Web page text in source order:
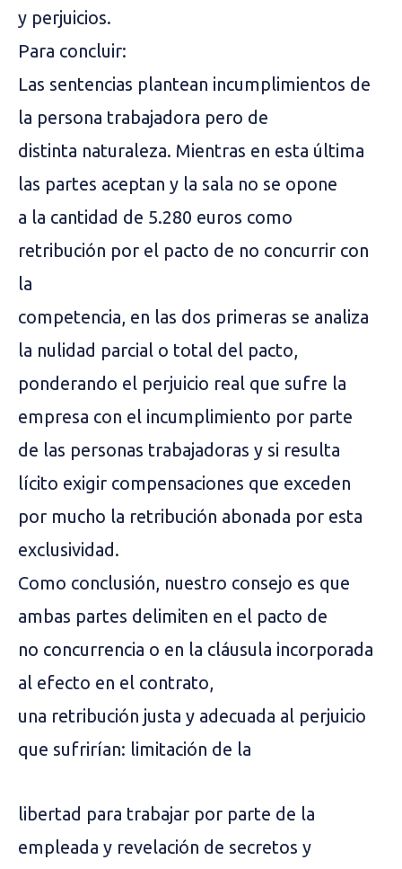
y perjuicios.
Para concluir:
Las sentencias plantean incumplimientos de
la persona trabajadora pero de
distinta naturaleza. Mientras en esta última
las partes aceptan y la sala no se opone
a la cantidad de 5.280 euros como
retribución por el pacto de no concurrir con
la
competencia, en las dos primeras se analiza
la nulidad parcial o total del pacto,
ponderando el perjuicio real que sufre la
empresa con el incumplimiento por parte
de las personas trabajadoras y si resulta
lícito exigir compensaciones que exceden
por mucho la retribución abonada por esta
exclusividad.
Como conclusión, nuestro consejo es que
ambas partes delimiten en el pacto de
no concurrencia o en la cláusula incorporada
al efecto en el contrato,
una retribución justa y adecuada al perjuicio
que sufrirían: limitación de la
libertad para trabajar por parte de la
empleada y revelación de secretos y